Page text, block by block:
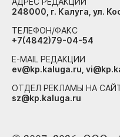
248000, г. Калуга, ул.
ТЕЛЕФОН/ФАКС
+7(4842)79-04-54
E-MAIL РЕДАКЦИИ
ev@kp.kaluga.ru,
ОТДЕЛ РЕКЛАМЫ НА
sz@kp.kaluga.ru